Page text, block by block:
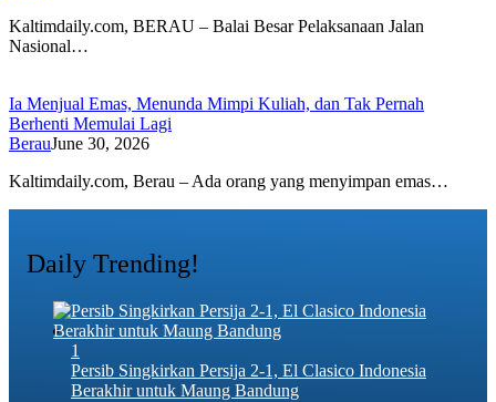
Kaltimdaily.com, BERAU – Balai Besar Pelaksanaan Jalan
Nasional…
Ia Menjual Emas, Menunda Mimpi Kuliah, dan Tak Pernah
Berhenti Memulai Lagi
BerauJune 30, 2026
Kaltimdaily.com, Berau – Ada orang yang menyimpan emas…
Daily Trending!
1
Persib Singkirkan Persija 2-1, El Clasico Indonesia
Berakhir untuk Maung Bandung